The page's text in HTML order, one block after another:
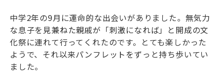
SAPIX中学部公式SNS
中学2年の9月に運命的な出会いがありました。無気力
な息子を見兼ねた親戚が「刺激になれば」と開成の文
化祭に連れて行ってくれたのです。とても楽しかった
ようで、それ以来パンフレットをずっと持ち歩いてい
ました。